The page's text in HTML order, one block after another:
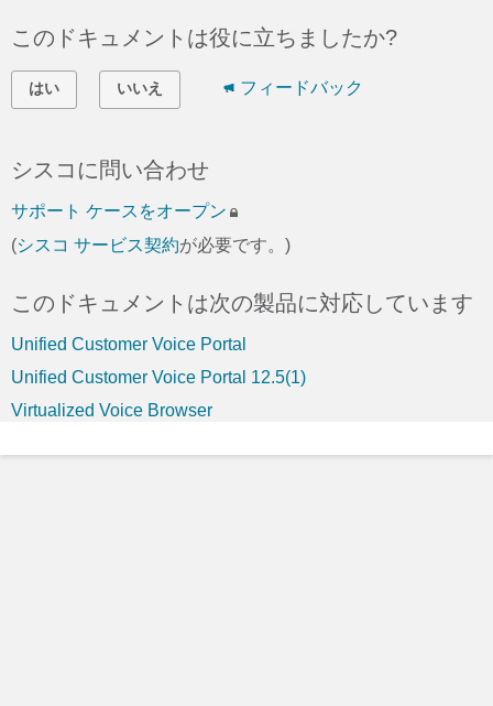
このドキュメントは役に立ちましたか?
はい いいえ フィードバック
シスコに問い合わせ
サポート ケースをオープン
(シスコ サービス契約が必要です。)
このドキュメントは次の製品に対応しています
Unified Customer Voice Portal
Unified Customer Voice Portal 12.5(1)
Virtualized Voice Browser